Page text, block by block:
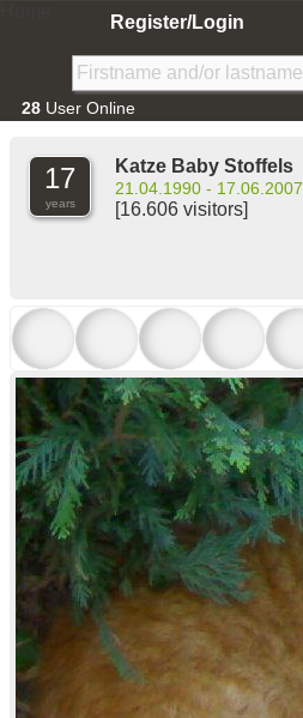
Register/Login
28 User Online
17
years
Katze Baby Stoffels
21.04.1990 - 17.06.2007
[16.606 visitors]